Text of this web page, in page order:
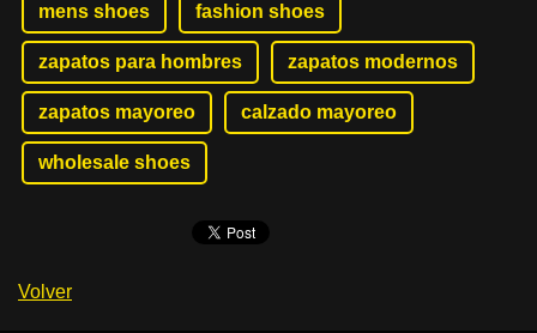
mens shoes fashion shoes
zapatos para hombres zapatos modernos
zapatos mayoreo calzado mayoreo
wholesale shoes
Volver